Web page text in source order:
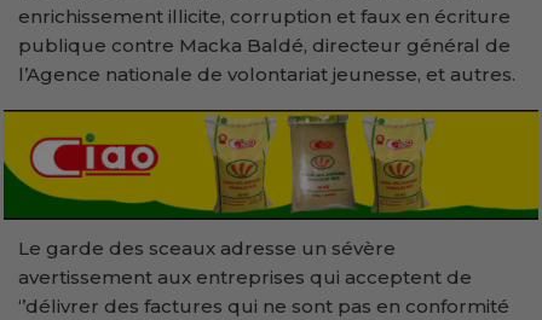
enrichissement illicite, corruption et faux en écriture
publique contre Macka Baldé, directeur général de
l’Agence nationale de volontariat jeunesse, et autres.
Le garde des sceaux adresse un sévère
avertissement aux entreprises qui acceptent de
‘’délivrer des factures qui ne sont pas en conformité